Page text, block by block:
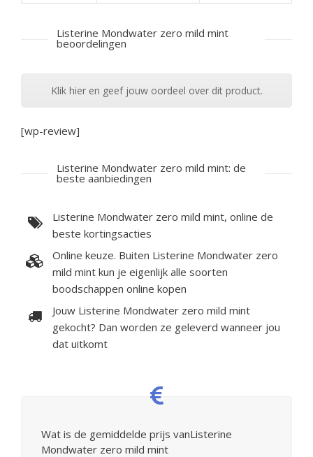
Listerine Mondwater zero mild mint
beoordelingen
Klik hier en geef jouw oordeel over dit product.
[wp-review]
Listerine Mondwater zero mild mint: de
beste aanbiedingen
Listerine Mondwater zero mild mint, online de
beste kortingsacties
Online keuze. Buiten Listerine Mondwater zero
mild mint kun je eigenlijk alle soorten
boodschappen online kopen
Jouw Listerine Mondwater zero mild mint
gekocht? Dan worden ze geleverd wanneer jou
dat uitkomt
Wat is de gemiddelde prijs vanListerine
Mondwater zero mild mint